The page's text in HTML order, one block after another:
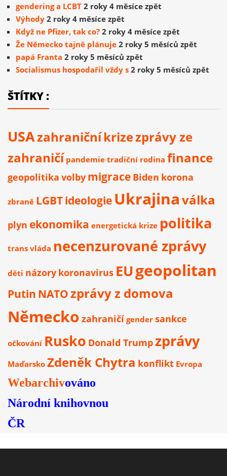
gendering a LCBT 2 roky 4 měsíce zpět
Výhody 2 roky 4 měsíce zpět
Když ne Pfizer, tak co? 2 roky 4 měsíce zpět
Že Německo tajně plánuje 2 roky 5 měsíců zpět
papá Franta 2 roky 5 měsíců zpět
Socialismus hospodařil vždy s 2 roky 5 měsíců zpět
ŠTÍTKY :
USAzahraničníkrizezprávy ze
zahraničí pandemie tradiční rodina finance
geopolitika volby migrace Biden korona
zbraně LGBTideologie Ukrajinaválka
plyn ekonomika energetická krize politika
trans vláda necenzurované zprávy
děti názory koronavirus EUgeopolitan
Putin NATOzprávy z domova
Německo zahraničí gender sankce
očkování Rusko Donald Trumpzprávy
Maďarsko Zdeněk Chytra konflikt Evropa
Webarchivováno
Národní knihovnou
ČR